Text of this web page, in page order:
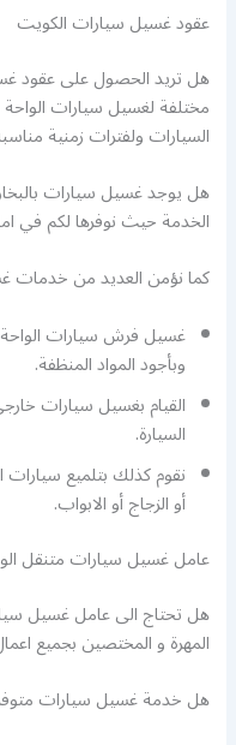
عقود غسيل سيارات الكويت
هل تريد الحصول على عقود
مختلفة لغسيل سيارات الواحة
السيارات ولفترات زمنية
هل يوجد غسيل سيارات
الخدمة حيث نوفرها لكم في
كما نؤمن العديد من خدمات
غسيل فرش سيارات
وبأجود المواد المنظفة.
القيام بغسيل سيارات
السيارة.
نقوم كذلك بتلميع سيارات
أو الزجاج أو الابواب.
عامل غسيل سيارات متنقل
هل تحتاج الى عامل غسيل
المهرة و المختصين بجميع
هل خدمة غسيل سيارات